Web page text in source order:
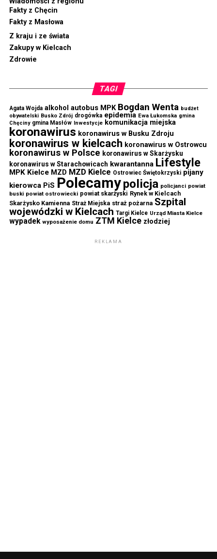
Fakty z Chęcin
Fakty z Masłowa
Z kraju i ze świata
Zakupy w Kielcach
Zdrowie
TAGI
Agata Wojda alkohol autobus MPK Bogdan Wenta budżet
obywatelski Busko Zdrój drogówka epidemia Ewa Łukomska gmina
Chęciny gmina Masłów Inwestycje komunikacja miejska
koronawirus koronawirus w Busku Zdroju
koronawirus w kielcach koronawirus w Ostrowcu
koronawirus w Polsce koronawirus w Skarżysku
koronawirus w Starachowicach kwarantanna Lifestyle
MPK Kielce MZD MZD Kielce Ostrowiec Świętokrzyski pijany
kierowca PiS Polecamypolicja policjanci powiat
buski powiat ostrowiecki powiat skarżyski Rynek w Kielcach
Skarżysko Kamienna Straż Miejska straż pożarna Szpital
wojewódzki w Kielcach Targi Kielce Urząd Miasta Kielce
wypadek wyposażenie domu ZTM Kielce złodziej
REKLAMA